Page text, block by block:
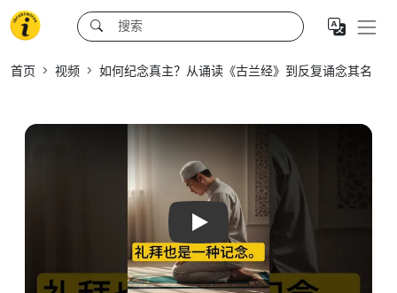
首页 视频 如何纪念真主？从诵读《古兰经》到反复诵念其名
Play